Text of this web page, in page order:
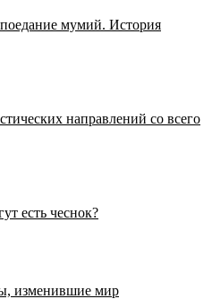
мумий. История
направлений со всего
есть чеснок?
изменившие мир